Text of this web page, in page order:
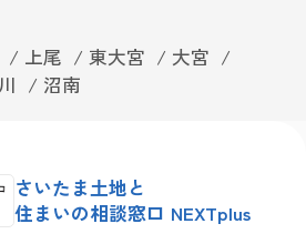
上尾 東大宮
大宮
沼南
さいたま土地と
住まいの相談窓口 NEXTplus